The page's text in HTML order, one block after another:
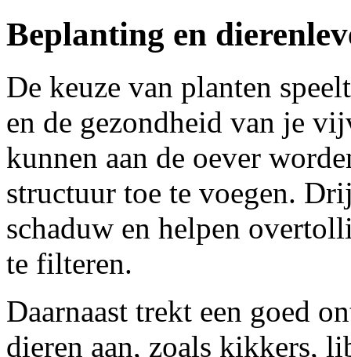
Beplanting en
De keuze van planten
en de gezondheid van je
kunnen aan de oever
structuur toe te voegen.
schaduw en helpen
te filteren.
Daarnaast trekt een goed
dieren aan, zoals kikkers,